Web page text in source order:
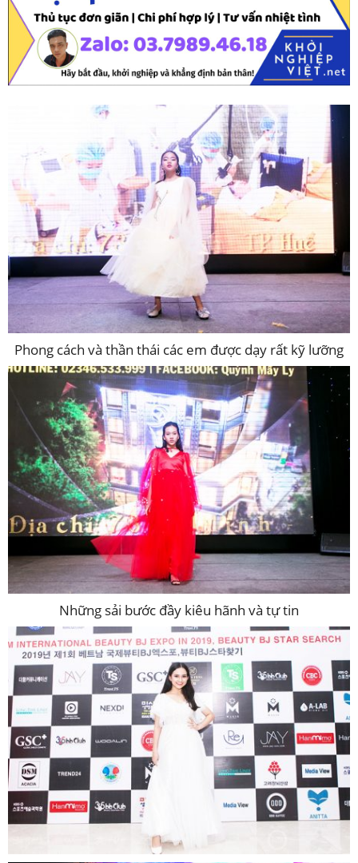
Phong cách và thần thái các em được dạy rất kỹ lưỡng
Những sải bước đầy kiêu hãnh và tự tin